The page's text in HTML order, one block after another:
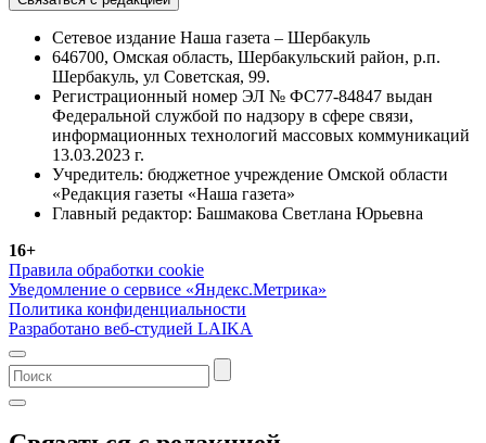
Сетевое издание Наша газета – Шербакуль
646700, Омская область, Шербакульский район, р.п.
Шербакуль, ул Советская, 99.
Регистрационный номер ЭЛ № ФС77-84847 выдан
Федеральной службой по надзору в сфере связи,
информационных технологий массовых коммуникаций
13.03.2023 г.
Учредитель: бюджетное учреждение Омской области
«Редакция газеты «Наша газета»
Главный редактор: Башмакова Светлана Юрьевна
16+
Правила обработки cookie
Уведомление о сервисе «Яндекс.Метрика»
Политика конфиденциальности
Разработано веб-студией LAIKA